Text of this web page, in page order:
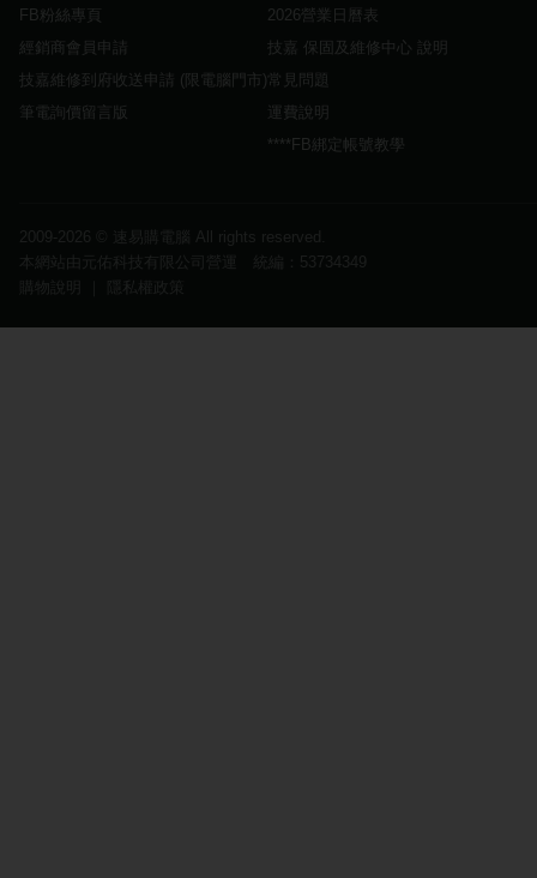
FB粉絲專頁
經銷商會員申請
技嘉維修到府收送申請 (限電腦門市)
筆電詢價留言版
2026營業日曆表
技嘉 保固及維修中心 說明
常見問題
運費說明
****FB綁定帳號教學